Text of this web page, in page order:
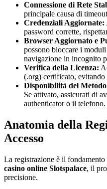
Connessione di Rete
principale causa di
Credenziali Aggiornate:
password corrette,
Browser Aggiornato e
possono bloccare i
navigazione in incognito
Verifica della Licenza:
(.org) certificato, evitando
Disponibilità del
Se attivato, assicurati di
authenticator o il telefono.
Anatomia della
Accesso
La registrazione è il
casino online Slotspalace, il
precisione.